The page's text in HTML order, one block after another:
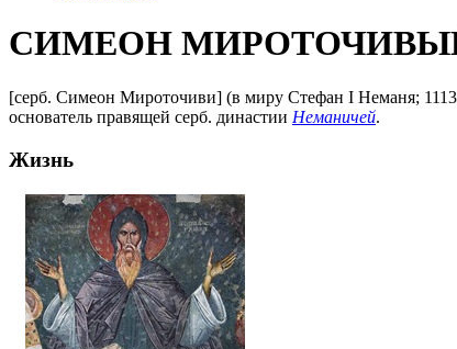
СИМЕОН
[серб. Симеон Мироточиви] (в миру Стефан I Неманя;
основатель правящей серб. династии Неманичей.
Жизнь